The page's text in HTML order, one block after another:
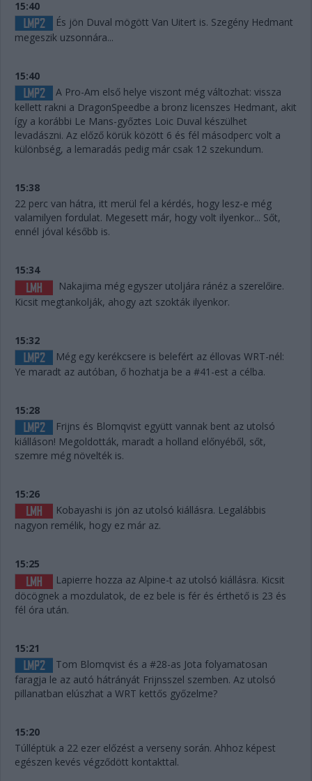
15:40
És jön Duval mögött Van Uitert is. Szegény Hedmant
megeszik uzsonnára...
15:40
A Pro-Am első helye viszont még változhat: vissza
kellett rakni a DragonSpeedbe a bronz licenszes Hedmant, akit
így a korábbi Le Mans-győztes Loic Duval készülhet
levadászni. Az előző körük között 6 és fél másodperc volt a
különbség, a lemaradás pedig már csak 12 szekundum.
15:38
22 perc van hátra, itt merül fel a kérdés, hogy lesz-e még
valamilyen fordulat. Megesett már, hogy volt ilyenkor... Sőt,
ennél jóval később is.
15:34
Nakajima még egyszer utoljára ránéz a szerelőire.
Kicsit megtankolják, ahogy azt szokták ilyenkor.
15:32
Még egy kerékcsere is belefért az éllovas WRT-nél:
Ye maradt az autóban, ő hozhatja be a #41-est a célba.
15:28
Frijns és Blomqvist együtt vannak bent az utolsó
kiálláson! Megoldották, maradt a holland előnyéből, sőt,
szemre még növelték is.
15:26
Kobayashi is jön az utolsó kiállásra. Legalábbis
nagyon remélik, hogy ez már az.
15:25
Lapierre hozza az Alpine-t az utolsó kiállásra. Kicsit
döcögnek a mozdulatok, de ez bele is fér és érthető is 23 és
fél óra után.
15:21
Tom Blomqvist és a #28-as Jota folyamatosan
faragja le az autó hátrányát Frijnsszel szemben. Az utolsó
pillanatban elúszhat a WRT kettős győzelme?
15:20
Túlléptük a 22 ezer előzést a verseny során. Ahhoz képest
egészen kevés végződött kontakttal.